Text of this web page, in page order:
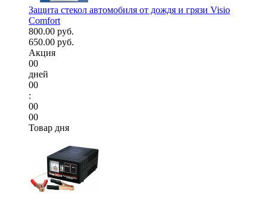
Защита стекол автомобиля от дождя и грязи Visio
Comfort
800.00 руб.
650.00 руб.
Акция
00
дней
00
:
00
00
Товар дня